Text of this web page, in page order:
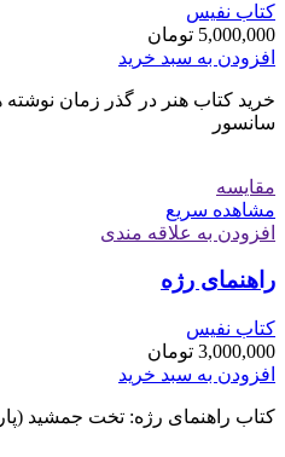
کتاب نفیس
5,000,000 تومان
افزودن به سبد خرید
خرید کتاب هنر در گذر زمان
سانسور
مقایسه
مشاهده سریع
افزودن به علاقه مندی
راهنمای رژه
کتاب نفیس
3,000,000 تومان
افزودن به سبد خرید
کتاب راهنمای رژه: تخت جمشید